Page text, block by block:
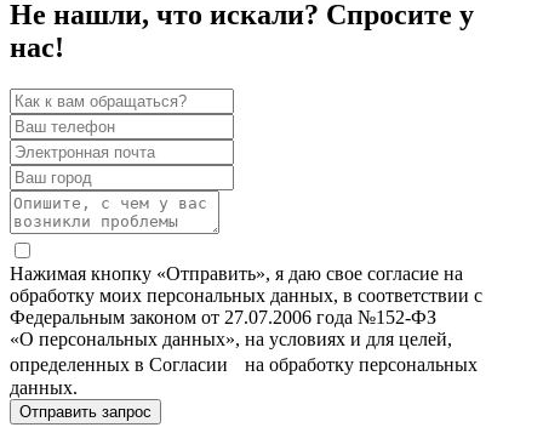
Не нашли, что искали? Спросите у
нас!
Нажимая кнопку «Отправить», я даю свое согласие на
обработку моих персональных данных, в соответствии с
Федеральным законом от 27.07.2006 года №152-ФЗ
«О персональных данных», на условиях и для целей,
определенных в Согласии на обработку персональных
данных.